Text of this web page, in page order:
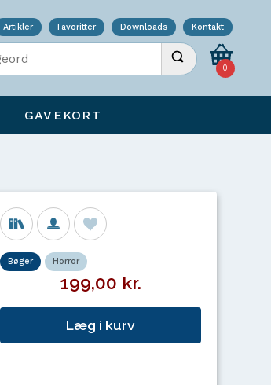
Artikler Favoritter Downloads Kontakt
Udfør søgning
0
GAVEKORT
Bøger Horror
199,00 kr.
Læg i kurv